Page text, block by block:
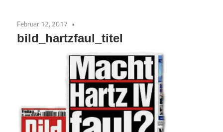
Februar 12, 2017
bild_hartzfaul_titel